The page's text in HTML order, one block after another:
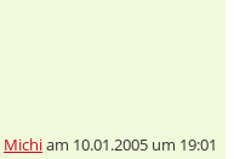
Michiam 10.01.2005 um 19:01